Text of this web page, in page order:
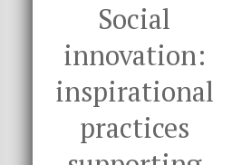
Social
innovation:
inspirational
practices